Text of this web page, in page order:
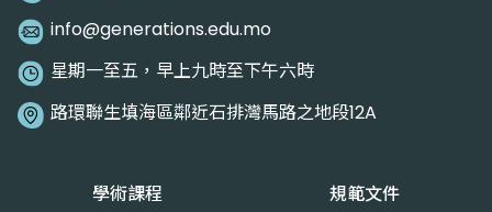
info@generations.edu.mo
星期一至五，早上九時至下午六時
路環聯生填海區鄰近石排灣馬路之地段12A
學術課程
規範文件